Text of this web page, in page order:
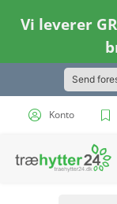
Vi leverer
Send
Konto